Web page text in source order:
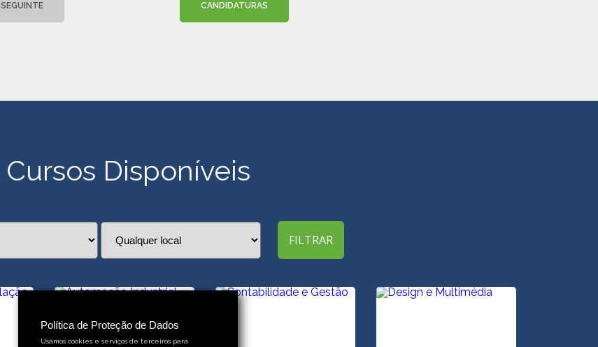
SEGUINTE CANDIDATURAS
Cursos Disponíveis
Política de Proteção de Dados
Usamos cookies e serviços de terceiros para